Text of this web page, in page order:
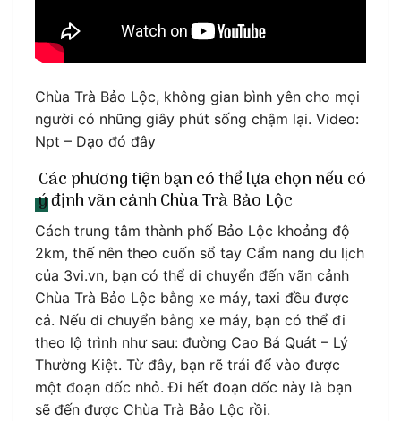
Chùa Trà Bảo Lộc, không gian bình yên cho mọi
người có những giây phút sống chậm lại. Video:
Npt – Dạo đó đây
Các phương tiện bạn có thể lựa chọn nếu có
ý định vãn cảnh Chùa Trà Bảo Lộc
Cách trung tâm thành phố Bảo Lộc khoảng độ
2km, thế nên theo cuốn sổ tay Cẩm nang du lịch
của 3vi.vn, bạn có thể di chuyển đến vãn cảnh
Chùa Trà Bảo Lộc bằng xe máy, taxi đều được
cả. Nếu di chuyển bằng xe máy, bạn có thể đi
theo lộ trình như sau: đường Cao Bá Quát – Lý
Thường Kiệt. Từ đây, bạn rẽ trái để vào được
một đoạn dốc nhỏ. Đi hết đoạn dốc này là bạn
sẽ đến được Chùa Trà Bảo Lộc rồi.